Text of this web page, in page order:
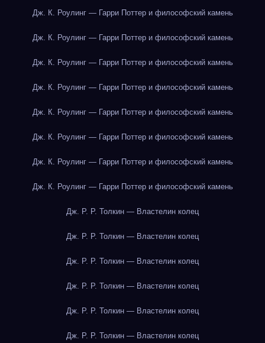
Дж. К. Роулинг — Гарри Поттер и философский камень
Дж. К. Роулинг — Гарри Поттер и философский камень
Дж. К. Роулинг — Гарри Поттер и философский камень
Дж. К. Роулинг — Гарри Поттер и философский камень
Дж. К. Роулинг — Гарри Поттер и философский камень
Дж. К. Роулинг — Гарри Поттер и философский камень
Дж. К. Роулинг — Гарри Поттер и философский камень
Дж. К. Роулинг — Гарри Поттер и философский камень
Дж. Р. Р. Толкин — Властелин колец
Дж. Р. Р. Толкин — Властелин колец
Дж. Р. Р. Толкин — Властелин колец
Дж. Р. Р. Толкин — Властелин колец
Дж. Р. Р. Толкин — Властелин колец
Дж. Р. Р. Толкин — Властелин колец